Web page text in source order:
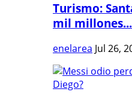
Turismo:
mil millones...
enelarea Jul 26,